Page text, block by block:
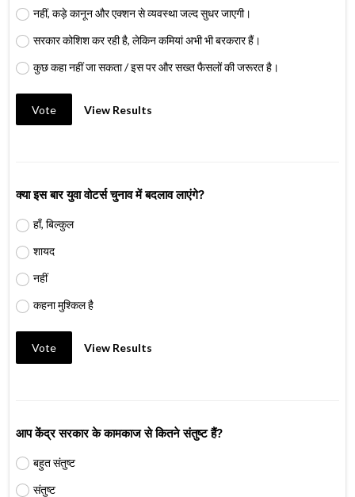
नहीं, कड़े कानून और एक्शन से व्यवस्था जल्द सुधर जाएगी।
सरकार कोशिश कर रही है, लेकिन कमियां अभी भी बरकरार हैं।
कुछ कहा नहीं जा सकता / इस पर और सख्त फैसलों की जरूरत है।
Vote View Results
क्या इस बार युवा वोटर्स चुनाव में बदलाव लाएंगे?
हाँ, बिल्कुल
शायद
नहीं
कहना मुश्किल है
Vote View Results
आप केंद्र सरकार के कामकाज से कितने संतुष्ट हैं?
बहुत संतुष्ट
संतुष्ट